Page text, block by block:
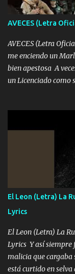
contigo fui muy feliz
adoro
AVECES (Letra
AVECES (Letra
me enciendo un
bien apestosa A
un Licenciado como
corriente no quieren
A veces me pongo
con la mirada
me fajó una Glock
traigo El chiste es
yo tengo el control a
malcriado un
las risas las que me
El Leon (Letra) La
Lyrics
El Leon (Letra) La
Lyrics Y así
malicia que cargaba
está curtido en selva